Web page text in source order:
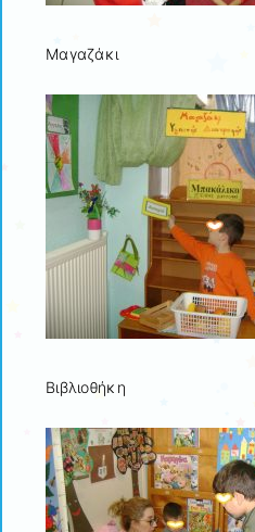
Μαγαζάκι
Βιβλιοθήκη